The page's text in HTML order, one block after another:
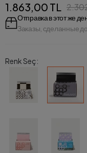
1.863,00 TL
Отправка в этот же
Заказы, сделанные
Renk Seç: